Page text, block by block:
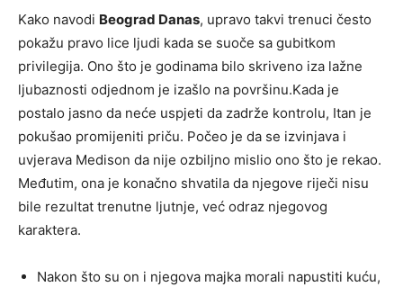
Kako navodi Beograd Danas, upravo takvi trenuci često
pokažu pravo lice ljudi kada se suoče sa gubitkom
privilegija. Ono što je godinama bilo skriveno iza lažne
ljubaznosti odjednom je izašlo na površinu.Kada je
postalo jasno da neće uspjeti da zadrže kontrolu, Itan je
pokušao promijeniti priču. Počeo je da se izvinjava i
uvjerava Medison da nije ozbiljno mislio ono što je rekao.
Međutim, ona je konačno shvatila da njegove riječi nisu
bile rezultat trenutne ljutnje, već odraz njegovog
karaktera.
Nakon što su on i njegova majka morali napustiti kuću,